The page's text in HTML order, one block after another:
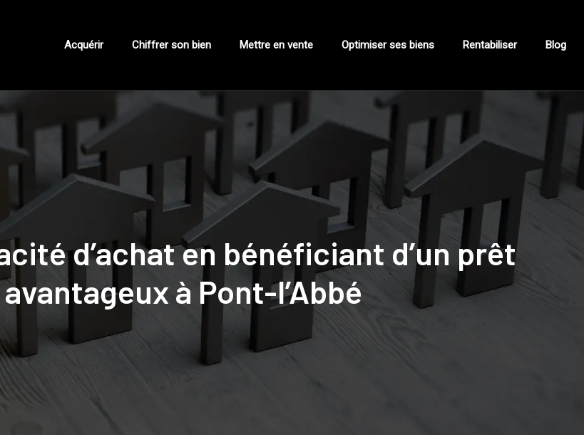
Acquérir Chiffrer son bien Mettre en vente Optimiser ses biens Rentabiliser Blog
d’achat en bénéficiant d’un prêt
à Pont-l’Abbé